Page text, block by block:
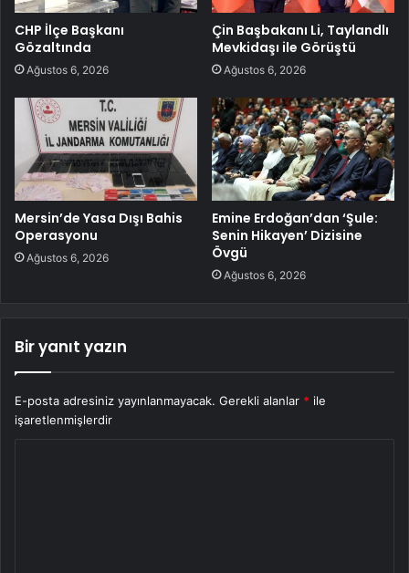
CHP İlçe Başkanı
Gözaltında
Ağustos 6, 2026
Çin Başbakanı Li, Taylandlı
Mevkidaşı ile Görüştü
Ağustos 6, 2026
Mersin’de Yasa Dışı Bahis
Operasyonu
Ağustos 6, 2026
Emine Erdoğan’dan ‘Şule:
Senin Hikayen’ Dizisine
Övgü
Ağustos 6, 2026
Bir yanıt yazın
E-posta adresiniz yayınlanmayacak. Gerekli alanlar * ile
işaretlenmişlerdir